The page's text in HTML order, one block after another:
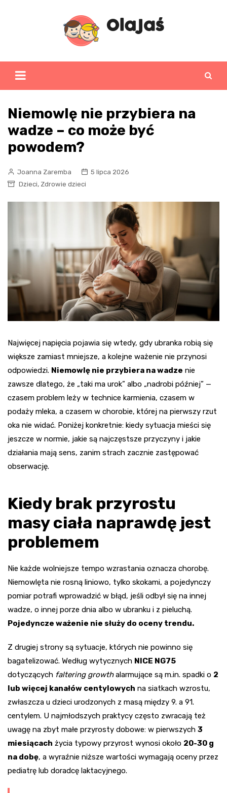
Niemowlę nie przybiera na
wadze – co może być
powodem?
Joanna Zaremba
5 lipca 2026
Dzieci, Zdrowie dzieci
Najwięcej napięcia pojawia się wtedy, gdy ubranka robią się
większe zamiast mniejsze, a kolejne ważenie nie przynosi
odpowiedzi. Niemowlę nie przybiera na wadze nie
zawsze dlatego, że „taki ma urok” albo „nadrobi później” —
czasem problem leży w technice karmienia, czasem w
podaży mleka, a czasem w chorobie, której na pierwszy rzut
oka nie widać. Poniżej konkretnie: kiedy sytuacja mieści się
jeszcze w normie, jakie są najczęstsze przyczyny i jakie
działania mają sens, zanim strach zacznie zastępować
obserwację.
Kiedy brak przyrostu
masy ciała naprawdę jest
problemem
Nie każde wolniejsze tempo wzrastania oznacza chorobę.
Niemowlęta nie rosną liniowo, tylko skokami, a pojedynczy
pomiar potrafi wprowadzić w błąd, jeśli odbył się na innej
wadze, o innej porze dnia albo w ubranku i z pieluchą.
Pojedyncze ważenie nie służy do oceny trendu.
Z drugiej strony są sytuacje, których nie powinno się
bagatelizować. Według wytycznych NICE NG75
dotyczących faltering growthalarmujące są m.in. spadki o 2
lub więcej kanałów centylowych na siatkach wzrostu,
zwłaszcza u dzieci urodzonych z masą między 9. a 91.
centylem. U najmłodszych praktycy często zwracają też
uwagę na zbyt małe przyrosty dobowe: w pierwszych 3
miesiącach życia typowy przyrost wynosi około 20-30 g
na dobę, a wyraźnie niższe wartości wymagają oceny przez
pediatrę lub doradcę laktacyjnego.